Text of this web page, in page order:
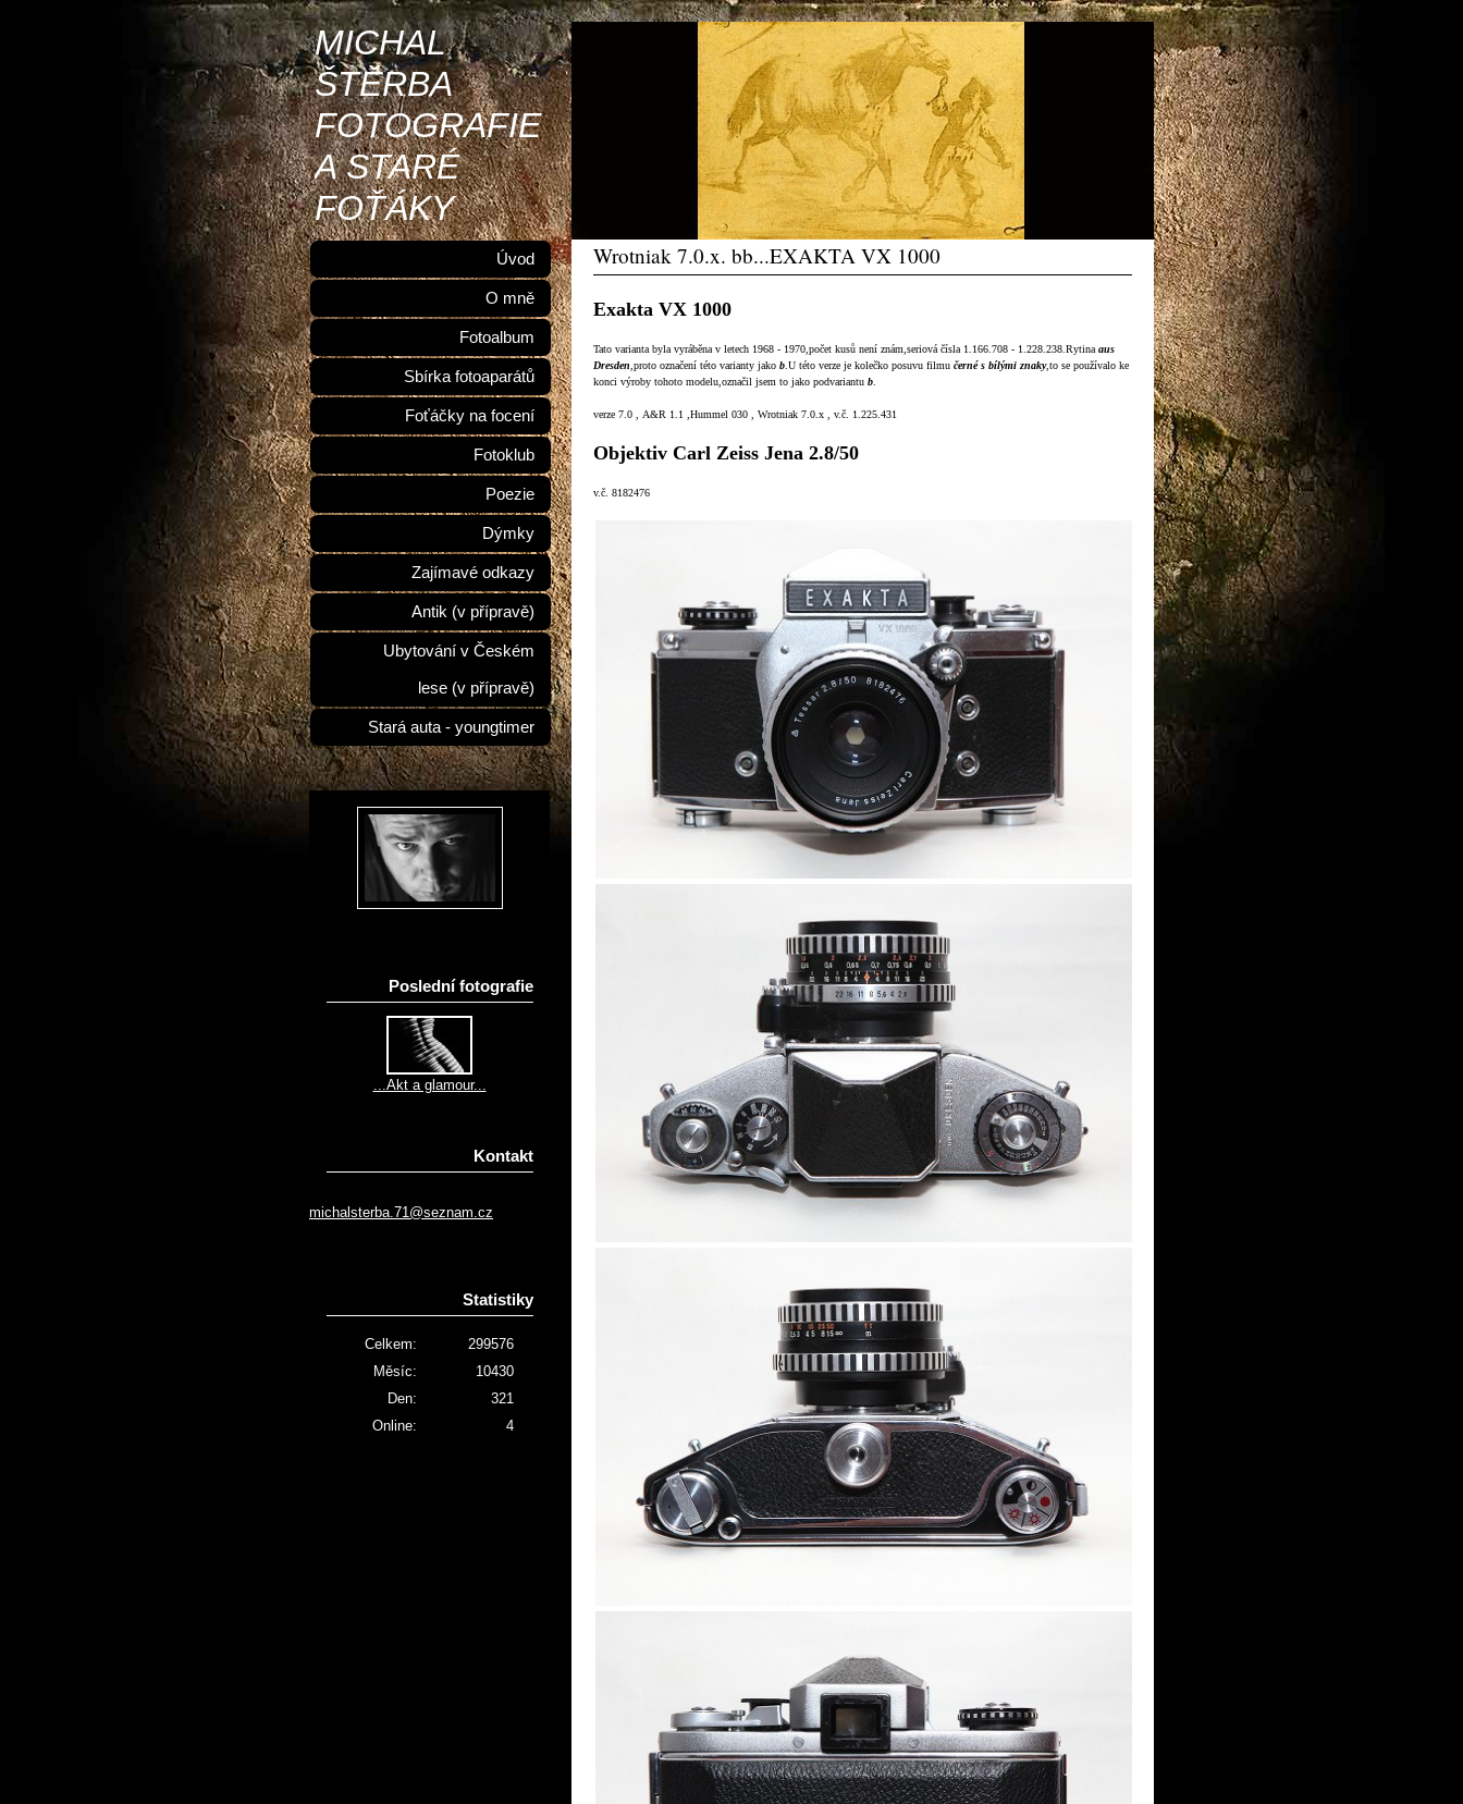
MICHAL
ŠTĚRBA
FOTOGRAFIE
A STARÉ
FOŤÁKY
Wrotniak 7.0.x. bb...EXAKTA VX 1000
Exakta VX 1000
Tato varianta byla vyráběna v letech 1968 - 1970,počet kusů není znám,seriová čísla 1.166.708 - 1.228.238.Rytina aus
Dresden ,proto označení této varianty jako b .U této verze je kolečko posuvu filmu černé s bílými znaky,to se používalo ke
konci výroby tohoto modelu,označil jsem to jako podvariantu b
verze 7.0 , A&R 1.1 ,Hummel 030 , Wrotniak 7.0.x , v.č. 1.225.431
Objektiv Carl Zeiss Jena 2.8/50
v.č. 8182476
Úvod
O mně
Fotoalbum
Sbírka fotoaparátů
Foťáčky na focení
Fotoklub
Poezie
Dýmky
Zajímavé odkazy
Antik (v přípravě)
Ubytování v Českém
lese (v přípravě)
Stará auta - youngtimer
Poslední fotografie
...Akt a glamour...
Kontakt
michalsterba.71@seznam.cz
Statistiky
Online: 4
Celkem:
299576
Měsíc:
10430
Den:
321